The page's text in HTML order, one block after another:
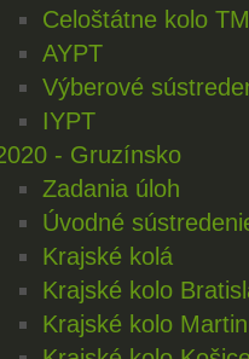
Celoštátne kolo
AYPT
Výberové
IYPT
- Gruzínsko
Zadania úloh
Úvodné
Krajské kolá
Krajské kolo
Krajské kolo Martin